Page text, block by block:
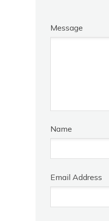
Message
Name
Email Address